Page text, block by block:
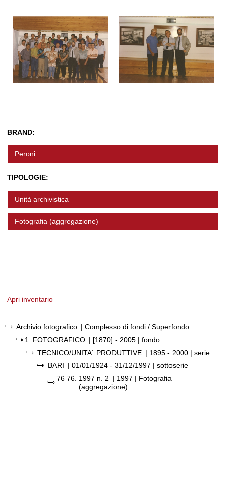
BRAND:
Peroni
TIPOLOGIE:
Unità archivistica
Fotografia (aggregazione)
Apri inventario
Archivio fotografico | Complesso di fondi / Superfondo
1.
FOTOGRAFICO | [1870] - 2005 | fondo
TECNICO/UNITA` PRODUTTIVE | 1895 - 2000 | serie
BARI | 01/01/1924 - 31/12/1997 | sottoserie
76 76. 1997 n. 2 | 1997 | Fotografia
(aggregazione)